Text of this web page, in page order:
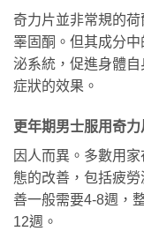
奇力片並非常規的
睪固酮。但其成分
泌系統，促進身體
症狀的效果。
更年期男士服用奇力
因人而異。多數用
態的改善，包括疲
善一般需要4-8週，
12週。